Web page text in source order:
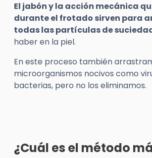
El jabón y la acción mecánica
durante el frotado sirven para
todas las partículas de
haber en la piel.
En este proceso también
microorganismos nocivos como
bacterias, pero no los eliminamos.
¿Cuál es el método